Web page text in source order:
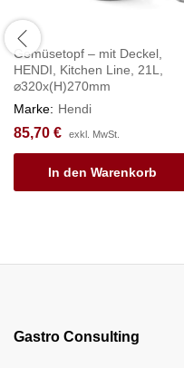
Gemüsetopf – mit Deckel,
HENDI, Kitchen Line, 21L,
⌀320x(H)270mm
Marke: Hendi
85,70 € exkl. MwSt.
In den Warenkorb
Gastro Consulting